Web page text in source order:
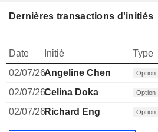
Dernières transactions d'initiés
Date Initié Type
02/07/26Angeline Chen Option
02/07/26Celina Doka Option
02/07/26Richard Eng Option